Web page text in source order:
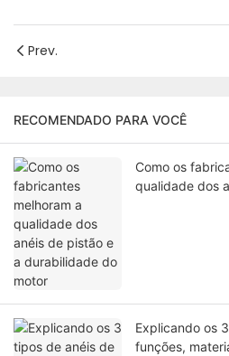
Prev.
RECOMENDADO PARA VOCÊ
Como os
qualidade dos
Explicando os
funções,